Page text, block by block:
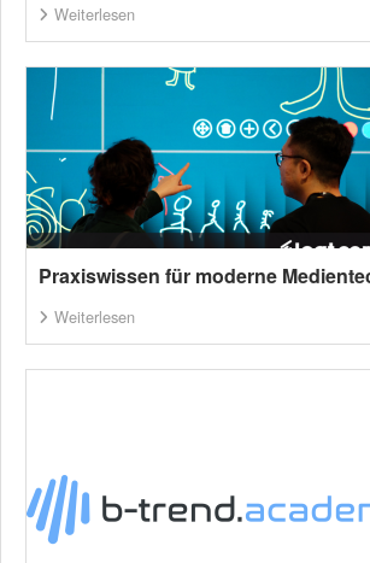
Weiterlesen
Praxiswissen für moderne
Weiterlesen